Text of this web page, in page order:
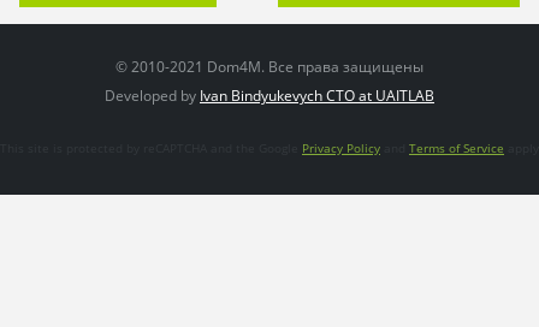
© 2010-2021 Dom4M. Все права защищены
Developed by Ivan Bindyukevych CTO at UAITLAB
Privacy Policy Terms of Service